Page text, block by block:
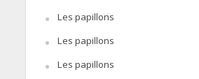
Les papillons
Les papillons
Les papillons